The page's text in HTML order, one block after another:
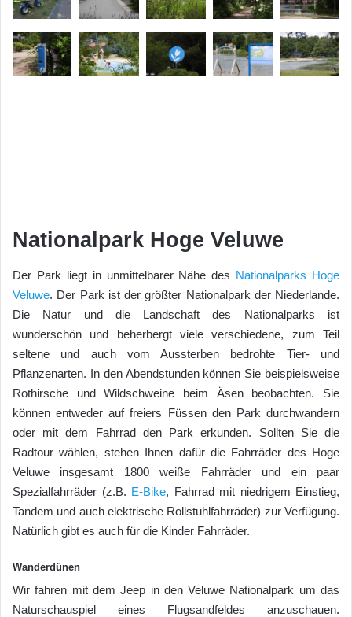
Nationalpark Hoge Veluwe
Der Park liegt in unmittelbarer Nähe des Nationalparks Hoge
Veluwe. Der Park ist der größter Nationalpark der Niederlande.
Die Natur und die Landschaft des Nationalparks ist
wunderschön und beherbergt viele verschiedene, zum Teil
seltene und auch vom Aussterben bedrohte Tier- und
Pflanzenarten. In den Abendstunden können Sie beispielsweise
Rothirsche und Wildschweine beim Äsen beobachten. Sie
können entweder auf freiers Füssen den Park durchwandern
oder mit dem Fahrrad den Park erkunden. Sollten Sie die
Radtour wählen, stehen Ihnen dafür die Fahrräder des Hoge
Veluwe insgesamt 1800 weiße Fahrräder und ein paar
Spezialfahrräder (z.B. E-Bike, Fahrrad mit niedrigem Einstieg,
Tandem und auch elektrische Rollstuhlfahrräder) zur Verfügung.
Natürlich gibt es auch für die Kinder Fahrräder.
Wanderdünen
Wir fahren mit dem Jeep in den Veluwe Nationalpark um das
Naturschauspiel eines Flugsandfeldes anzuschauen.